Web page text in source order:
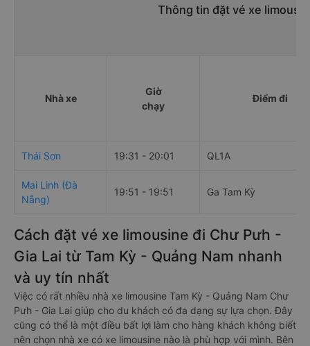
Thông tin đặt vé xe
Nhà xe
Giờ
chạy
Điểm đi
Thái Sơn 19:31 - 20:01 QL1A
Mai Linh (Đà
Nẵng)
19:51 - 19:51 Ga Tam Kỳ
Cách đặt vé xe limousine đi Chư Pưh -
Gia Lai từ Tam Kỳ - Quảng Nam nhanh
và uy tín nhất
Việc có rất nhiều nhà xe limousine Tam Kỳ - Quảng Nam Chư
Pưh - Gia Lai giúp cho du khách có đa dạng sự lựa chọn. Đây
cũng có thể là một điều bất lợi làm cho hàng khách không biết
nên chọn nhà xe có xe limousine nào là phù hợp với mình. Bên